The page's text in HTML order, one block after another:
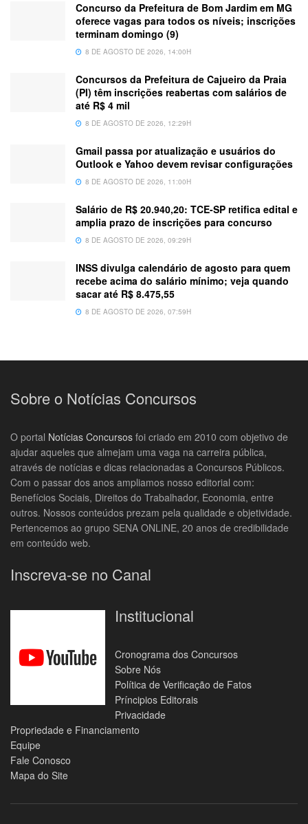
Concurso da Prefeitura de Bom Jardim em MG
oferece vagas para todos os níveis; inscrições
terminam domingo (9)
8 DE AGOSTO DE 2026, 14:00H
Concursos da Prefeitura de Cajueiro da Praia
(PI) têm inscrições reabertas com salários de
até R$ 4 mil
8 DE AGOSTO DE 2026, 12:29H
Gmail passa por atualização e usuários do
Outlook e Yahoo devem revisar configurações
8 DE AGOSTO DE 2026, 11:00H
Salário de R$ 20.940,20: TCE-SP retifica edital e
amplia prazo de inscrições para concurso
8 DE AGOSTO DE 2026, 09:29H
INSS divulga calendário de agosto para quem
recebe acima do salário mínimo; veja quando
sacar até R$ 8.475,55
8 DE AGOSTO DE 2026, 07:59H
Sobre o Notícias Concursos
O portal Notícias Concursos foi criado em 2010 com objetivo de
ajudar aqueles que almejam uma vaga na carreira pública,
através de notícias e dicas relacionadas a Concursos Públicos.
Com o passar dos anos ampliamos nosso editorial com:
Benefícios Sociais, Direitos do Trabalhador, Economia, entre
outros. Nossos conteúdos prezam pela qualidade e objetividade.
Pertencemos ao grupo SENA ONLINE, 20 anos de credibilidade
em conteúdo web.
Inscreva-se no Canal
Institucional
Cronograma dos Concursos
Sobre Nós
Política de Verificação de Fatos
Príncipios Editorais
Privacidade
Propriedade e Financiamento
Equipe
Fale Conosco
Mapa do Site